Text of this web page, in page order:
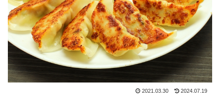
2021.03.30 2024.07.19